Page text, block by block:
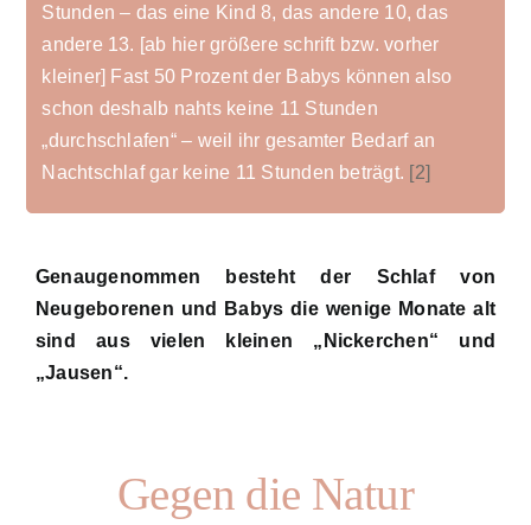
Stunden – das eine Kind 8, das andere 10, das
andere 13. [ab hier größere schrift bzw. vorher
kleiner] Fast 50 Prozent der Babys können also
schon deshalb nahts keine 11 Stunden
„durchschlafen“ – weil ihr gesamter Bedarf an
Nachtschlaf gar keine 11 Stunden beträgt. [2]
Genaugenommen besteht der Schlaf von
Neugeborenen und Babys die wenige Monate alt
sind aus vielen kleinen „Nickerchen“ und
„Jausen“.
Gegen die Natur